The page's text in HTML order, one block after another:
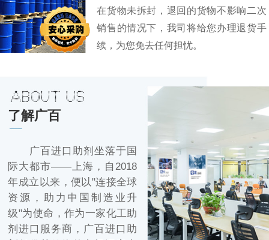
在货物未拆封，退回的货物不影响二次
销售的情况下，我司将给您办理退货手
续，为您免去任何担忧。
了解广百
广百进口助剂坐落于国
际大都市——上海，自2018
年成立以来，便以"连接全球
资源，助力中国制造业升
级"为使命，作为一家化工助
剂进口服务商，广百进口助